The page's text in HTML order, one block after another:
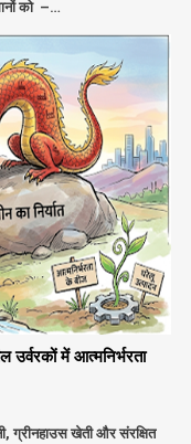
को –…
उर्वरकों में आत्मनिर्भरता
ग्रीनहाउस खेती और संरक्षित